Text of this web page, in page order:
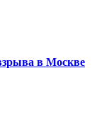
в Москве